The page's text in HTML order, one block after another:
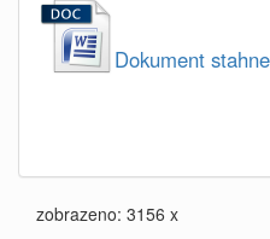
Dokument
zobrazeno: 3156 x